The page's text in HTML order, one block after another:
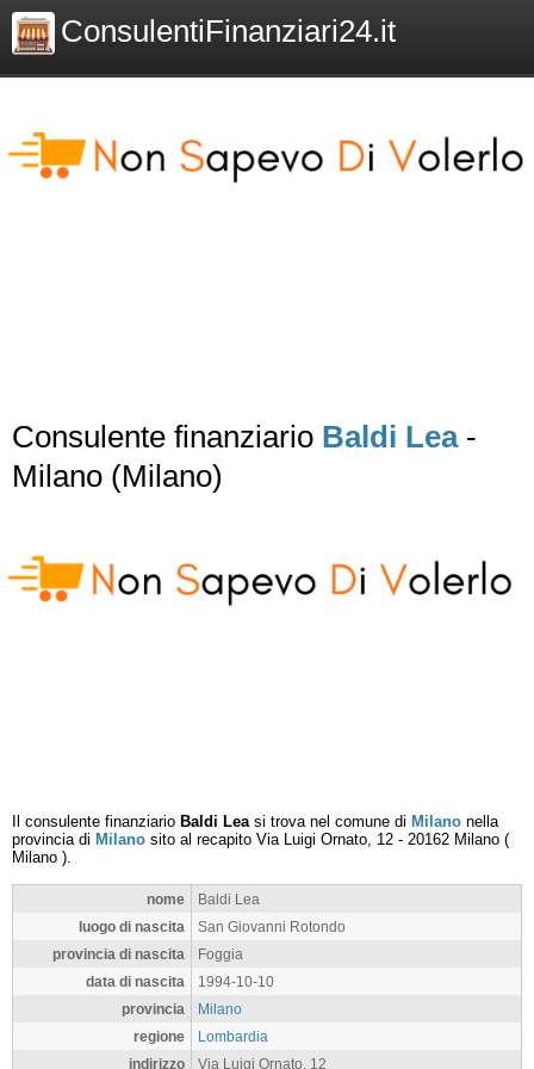
ConsulentiFinanziari24.it
Consulente finanziario Baldi Lea-
Milano (Milano)
Il consulente finanziario Baldi Leasi trova nel comune di Milano nella
provincia di Milano sito al recapito Via Luigi Ornato, 12 - 20162 Milano (
Milano ).
nome
Baldi Lea
luogo di nascita
San Giovanni Rotondo
provincia di nascita
Foggia
data di nascita
1994-10-10
provincia
Milano
regione
Lombardia
indirizzo
Via Luigi Ornato, 12